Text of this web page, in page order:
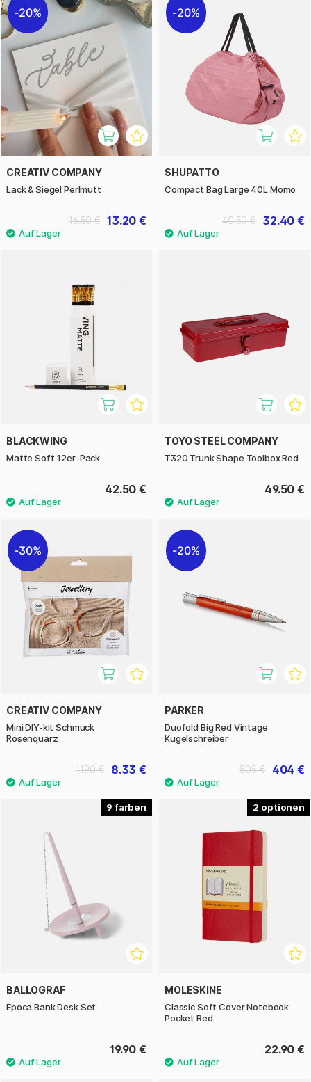
20%
CREATIV COMPANY
Lack & Siegel Perlmutt
13.20 €
16.50 €
20%
SHUPATTO
Compact Bag Large 40L Momo
32.40 €
40.50 €
BLACKWING
Matte Soft 12er-Pack
42.50 €
TOYO STEEL COMPANY
T320 Trunk Shape Toolbox Red
49.50 €
30%
CREATIV COMPANY
Mini DIY-kit Schmuck
Rosenquarz
8.33 €
11.90 €
20%
PARKER
Duofold Big Red Vintage
Kugelschreiber
404 €
505 €
9
BALLOGRAF
Epoca Bank Desk Set
19.90 €
2
MOLESKINE
Classic Soft Cover Notebook
Pocket Red
22.90 €